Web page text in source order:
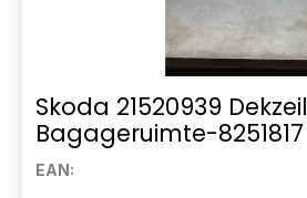
Skoda 21520939 Dekzeil
Bagageruimte-8251817
EAN: